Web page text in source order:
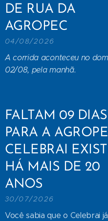
DE RUA DA
AGROPEC
04/08/2026
A corrida aconteceu no
02/08, pela manhã.
FALTAM 09 DIAS
PARA A
CELEBRAI
HÁ MAIS DE 20
ANOS
30/07/2026
Você sabia que o Celebrai